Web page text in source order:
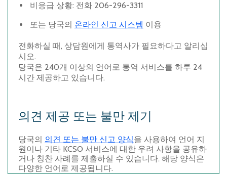
비응급 상황: 전화 206-296-3311
또는 당국의 온라인 신고 시스템 이용
전화하실 때, 상담원에게 통역사가 필요하다고 알리십
시오.
당국은 240개 이상의 언어 로 통역 서비스를 하루 24
시간 제공하고 있습니다.
의견 제공 또는 불만 제기
당국의 의견 또는 불만 신고 양식을 사용하여 언어 지
원이나 기타 KCSO 서비스에 대한 우려 사항을 공유하
거나 칭찬 사례를 제출하실 수 있습니다. 해당 양식은
다양한 언어로 제공됩니다.